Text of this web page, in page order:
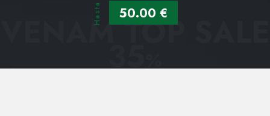
Hasta 50.00 €
VENAM TOP SALE
35